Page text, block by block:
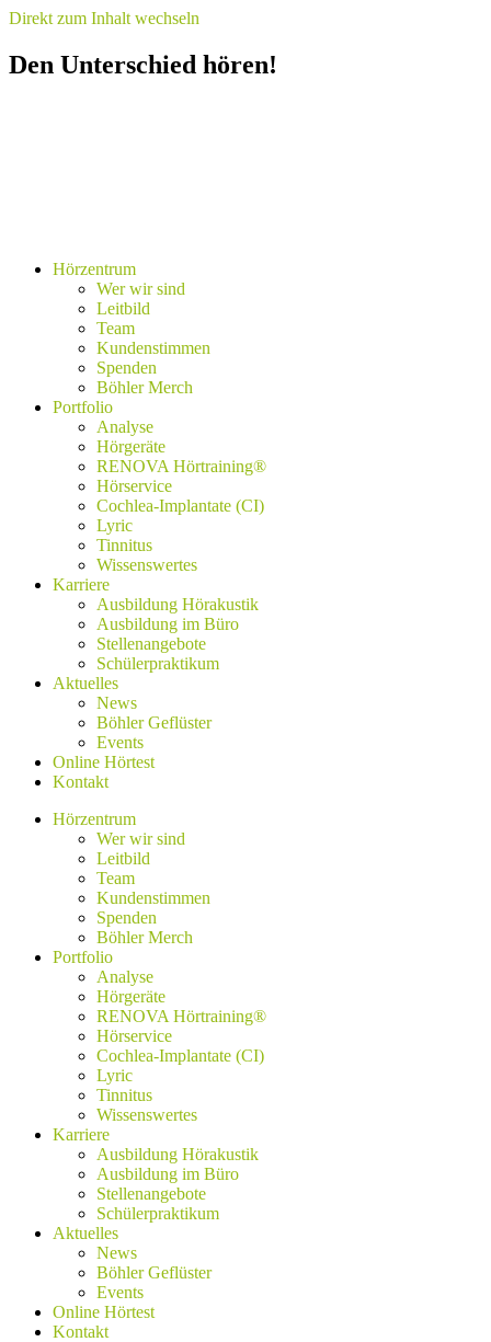
Direkt zum Inhalt wechseln
Den Unterschied hören!
Hörzentrum
Wer wir sind
Leitbild
Team
Kundenstimmen
Spenden
Böhler Merch
Portfolio
Analyse
Hörgeräte
RENOVA Hörtraining®
Hörservice
Cochlea-Implantate (CI)
Lyric
Tinnitus
Wissenswertes
Karriere
Ausbildung Hörakustik
Ausbildung im Büro
Stellenangebote
Schülerpraktikum
Aktuelles
News
Böhler Geflüster
Events
Online Hörtest
Kontakt
Hörzentrum
Wer wir sind
Leitbild
Team
Kundenstimmen
Spenden
Böhler Merch
Portfolio
Analyse
Hörgeräte
RENOVA Hörtraining®
Hörservice
Cochlea-Implantate (CI)
Lyric
Tinnitus
Wissenswertes
Karriere
Ausbildung Hörakustik
Ausbildung im Büro
Stellenangebote
Schülerpraktikum
Aktuelles
News
Böhler Geflüster
Events
Online Hörtest
Kontakt